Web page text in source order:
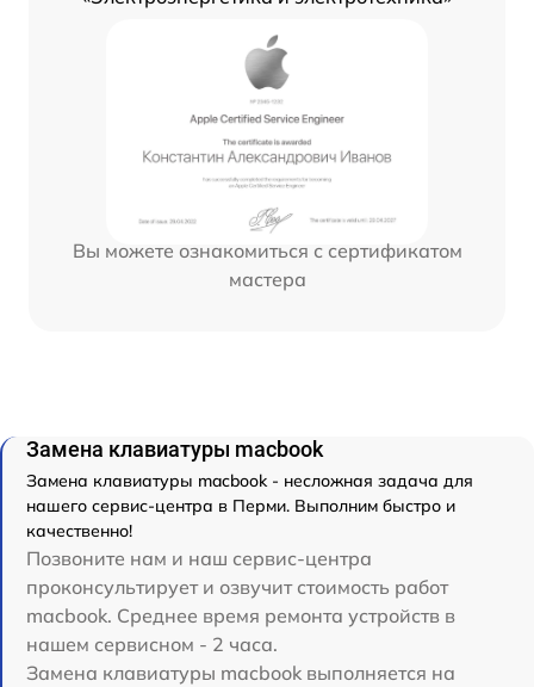
Вы можете ознакомиться с сертификатом
мастера
Замена клавиатуры macbook
Замена клавиатуры macbook - несложная задача для
нашего сервис-центра в Перми. Выполним быстро и
качественно!
Позвоните нам и наш сервис-центра
проконсультирует и озвучит стоимость работ
macbook. Среднее время ремонта устройств в
нашем сервисном - 2 часа.
Замена клавиатуры macbook выполняется на